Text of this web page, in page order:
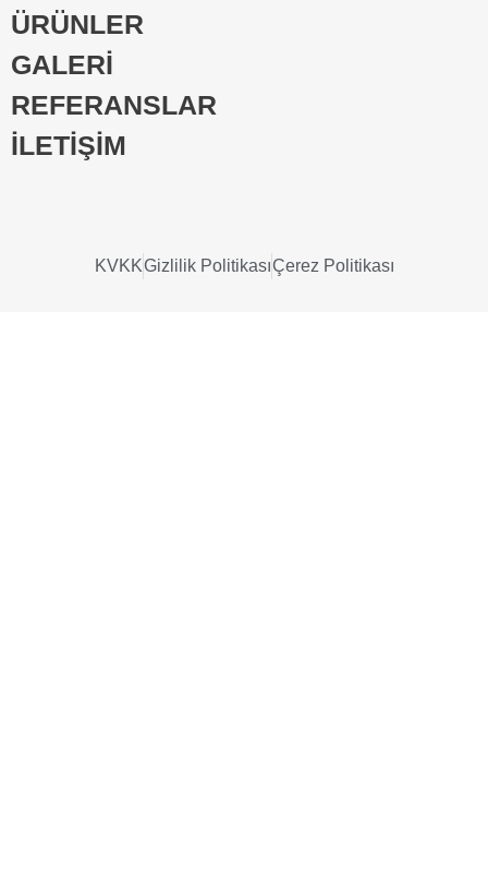
ÜRÜNLER
GALERİ
REFERANSLAR
İLETİŞİM
KVKKGizlilik PolitikasıÇerez Politikası